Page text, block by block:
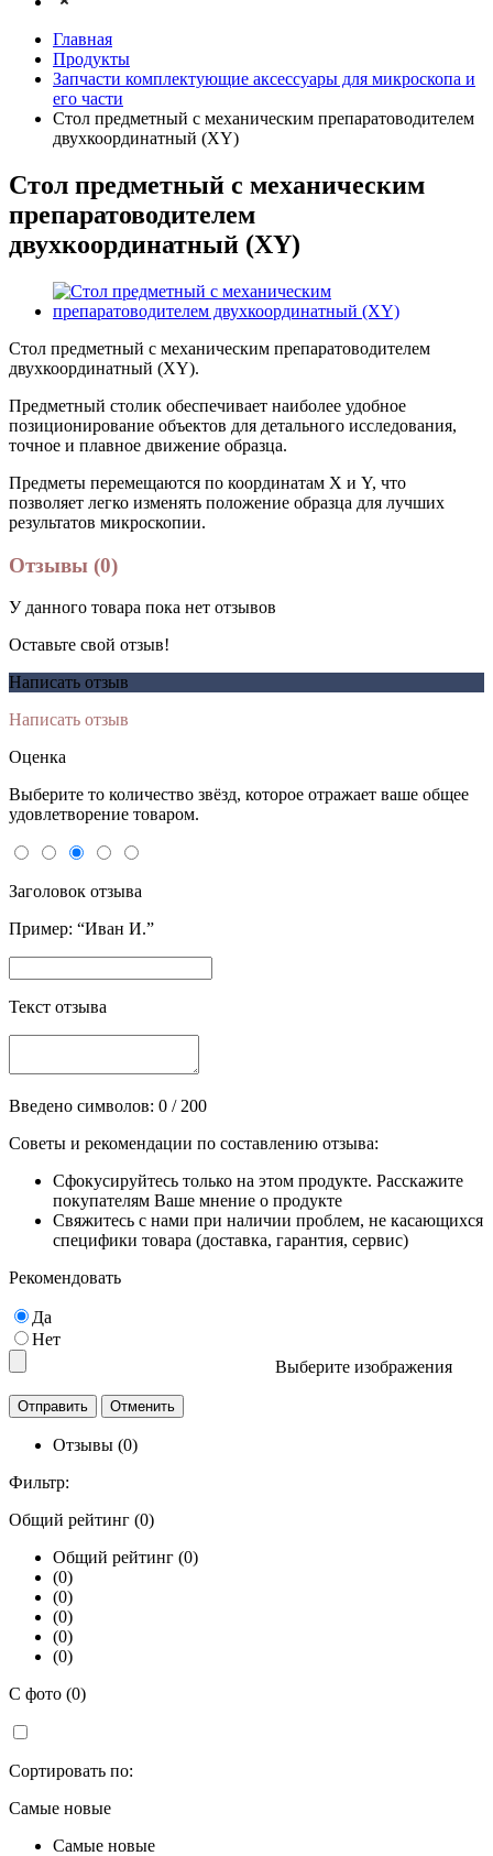
Главная
Продукты
Запчасти комплектующие аксессуары для микроскопа и
его части
Стол предметный с механическим препаратоводителем
двухкоординатный (XY)
Стол предметный с механическим
препаратоводителем
двухкоординатный (XY)
Стол предметный с механическим препаратоводителем
двухкоординатный (XY).
Предметный столик обеспечивает наиболее удобное
позиционирование объектов для детального исследования,
точное и плавное движение образца.
Предметы перемещаются по координатам X и Y, что
позволяет легко изменять положение образца для лучших
результатов микроскопии.
Отзывы (0)
У данного товара пока нет отзывов
Оставьте свой отзыв!
Написать отзыв
Написать отзыв
Оценка
Выберите то количество звёзд, которое отражает ваше общее
удовлетворение товаром.
Заголовок отзыва
Пример: “Иван И.”
Текст отзыва
Введено символов: 0 / 200
Советы и рекомендации по составлению отзыва:
Сфокусируйтесь только на этом продукте. Расскажите
покупателям Ваше мнение о продукте
Свяжитесь с нами при наличии проблем, не касающихся
специфики товара (доставка, гарантия, сервис)
Рекомендовать
Да
Нет
Выберите изображения
Отзывы (0)
Фильтр:
Общий рейтинг (0)
Общий рейтинг (0)
(0)
(0)
(0)
(0)
(0)
С фото (0)
Сортировать по:
Самые новые
Самые новые